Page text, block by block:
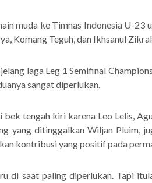
muda ke Timnas Indonesia U-
Komang Teguh, dan Ikhsanul
laga Leg 1 Semifinal
sangat diperlukan.
bek tengah kiri karena Leo Lelis,
yang ditinggalkan Wiljan Pluim,
kontribusi yang positif pada
di saat paling diperlukan. Tapi